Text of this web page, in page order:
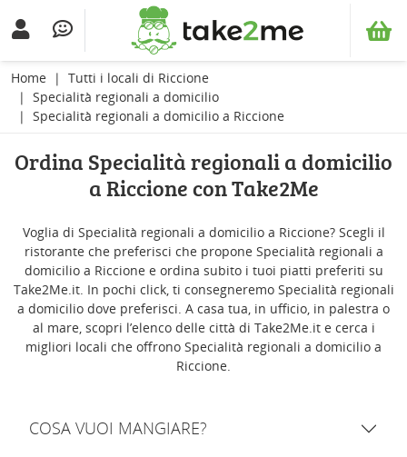
Home
Tutti i locali di Riccione
Specialità regionali a domicilio
Specialità regionali a domicilio a Riccione
Ordina Specialità regionali a domicilio
a Riccione con Take2Me
Voglia di Specialità regionali a domicilio a Riccione? Scegli il
ristorante che preferisci che propone Specialità regionali a
domicilio a Riccione e ordina subito i tuoi piatti preferiti su
Take2Me.it. In pochi click, ti consegneremo Specialità regionali
a domicilio dove preferisci. A casa tua, in ufficio, in palestra o
al mare, scopri l’elenco delle città di Take2Me.it e cerca i
migliori locali che offrono Specialità regionali a domicilio a
Riccione.
COSA VUOI MANGIARE?